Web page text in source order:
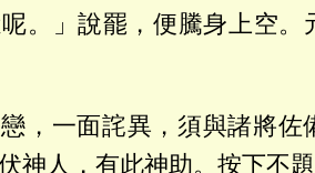
。」說罷，便騰身上空。
，一面詫異，須與諸將佐
神人，有此神助。按下不題